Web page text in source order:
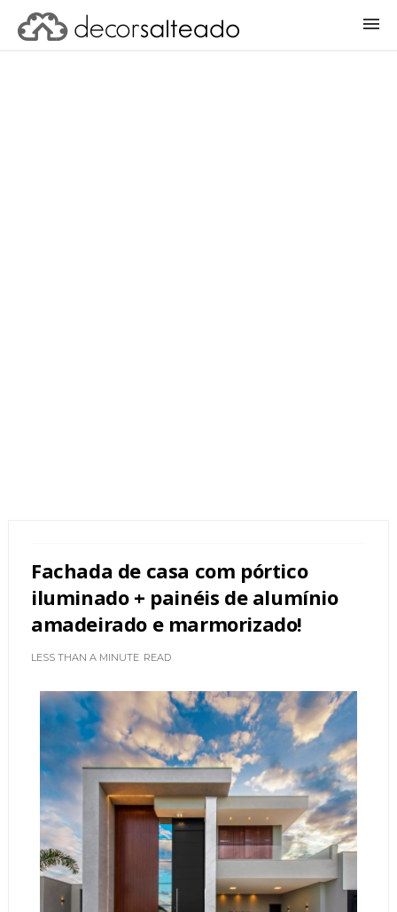
Fachada de casa com pórtico
iluminado + painéis de alumínio
amadeirado e marmorizado!
LESS THAN A MINUTE READ